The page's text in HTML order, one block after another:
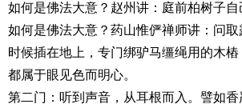
如何是佛法大意？赵州讲：庭前柏树子自
如何是佛法大意？药山惟俨禅师讲：问
时候插在地上，专门绑驴马缰绳用的木
都属于眼见色而明心。
第二门：听到声音，从耳根而入。譬如